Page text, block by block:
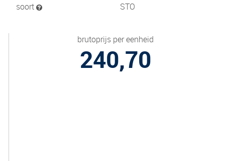
soort
STO
brutoprijs per eenheid
240,70